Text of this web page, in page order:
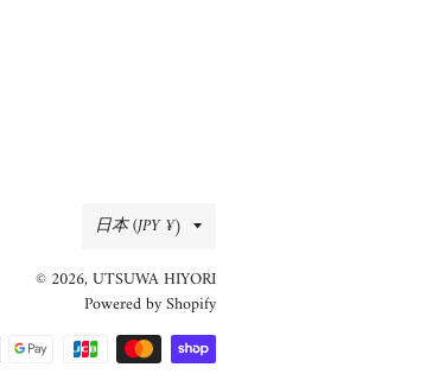
国/
地
域
日本 (JPY ¥)
© 2026, UTSUWA HIYORI
Powered by Shopify
済